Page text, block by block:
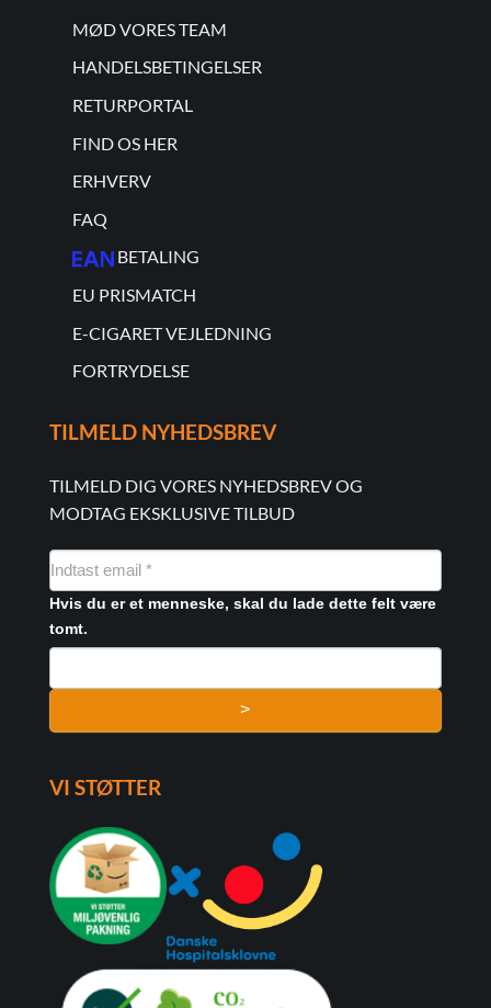
MØD VORES TEAM
HANDELSBETINGELSER
RETURPORTAL
FIND OS HER
ERHVERV
FAQ
BETALING
EU PRISMATCH
E-CIGARET VEJLEDNING
FORTRYDELSE
TILMELD NYHEDSBREV
TILMELD DIG VORES NYHEDSBREV OG
MODTAG EKSKLUSIVE TILBUD
NYHEDSMAIL
FORMULAR
Hvis du er et menneske, skal du lade dette felt være
tomt.
>
VI STØTTER